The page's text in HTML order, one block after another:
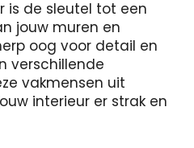
is de sleutel tot een
jouw muren en
oog voor detail en
verschillende
vakmensen uit
interieur er strak en